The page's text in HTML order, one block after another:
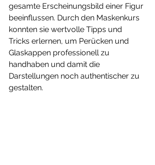
gesamte Erscheinungsbild einer Figur
beeinflussen. Durch den Maskenkurs
konnten sie wertvolle Tipps und
Tricks erlernen, um Perücken und
Glaskappen professionell zu
handhaben und damit die
Darstellungen noch authentischer zu
gestalten.